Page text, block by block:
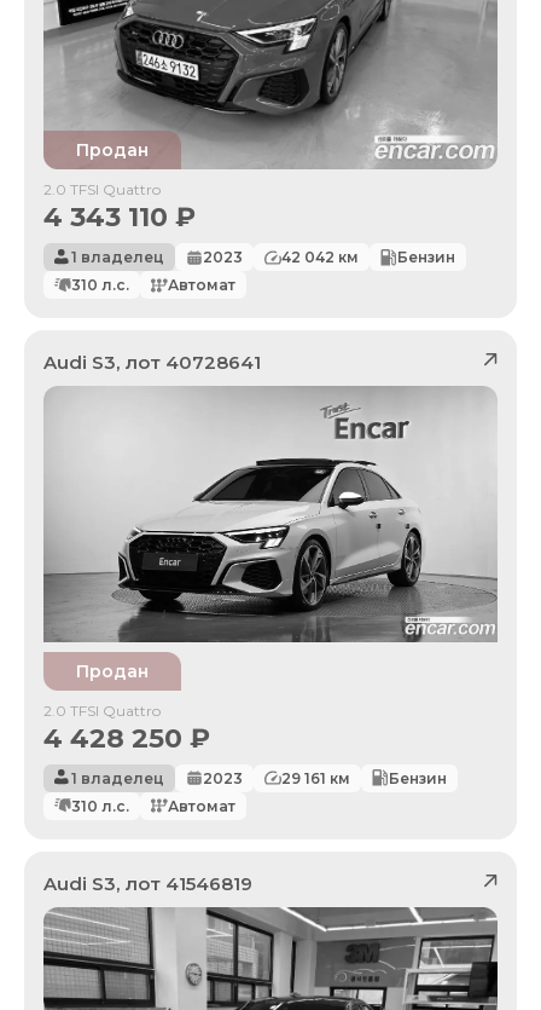
Продан
2.0 TFSI Quattro
4 343 110 ₽
1 владелец 2023 42 042 км
Бензин
310 л.с. Автомат
Audi S3, лот 40728641
Продан
2.0 TFSI Quattro
4 428 250 ₽
1 владелец 2023 29 161 км
Бензин
310 л.с. Автомат
Audi S3, лот 41546819